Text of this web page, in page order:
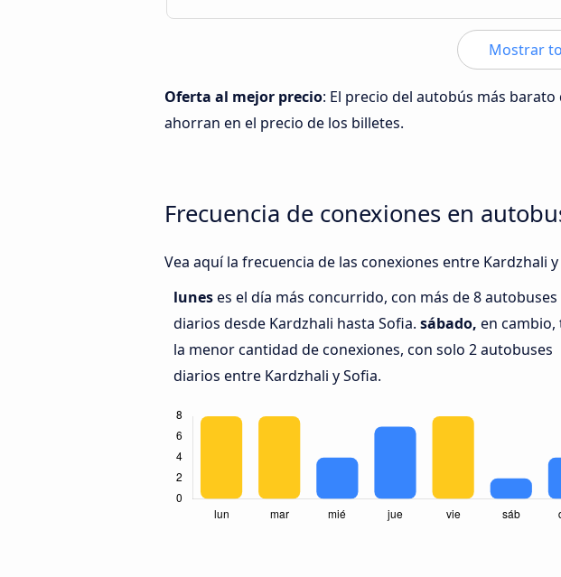
Mostrar
Oferta al mejor precio: El precio del autobús más barato
ahorran en el precio de los billetes.
Frecuencia de conexiones en
Vea aquí la frecuencia de las conexiones entre Kardzhali
luneses el día más concurrido, con más de 8 autobuses
diarios desde Kardzhali hasta Sofia. sábado, en cambio,
la menor cantidad de conexiones, con solo 2 autobuses
diarios entre Kardzhali y Sofia.